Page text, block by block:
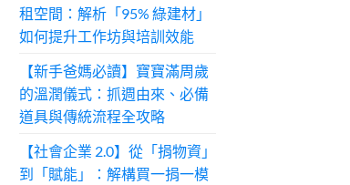
租空間：解析「95% 綠建材」
如何提升工作坊與培訓效能
【新手爸媽必讀】寶寶滿周歲
的溫潤儀式：抓週由來、必備
道具與傳統流程全攻略
【社會企業 2.0】從「捐物資」
到「賦能」：解構買一捐一模